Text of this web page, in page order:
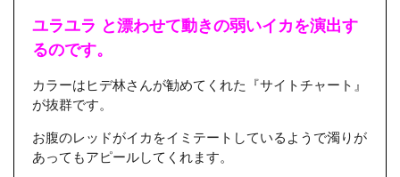
ユラユラ と漂わせて動きの弱いイカを演出す
るのです。
カラーはヒデ林さんが勧めてくれた『サイトチャート』
が抜群です。
お腹のレッドがイカをイミテートしているようで濁りが
あってもアピールしてくれます。